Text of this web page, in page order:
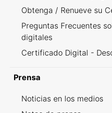
Obtenga / Renueve su
Preguntas Frecuentes
digitales
Certificado Digital -
Prensa
Noticias en los medios